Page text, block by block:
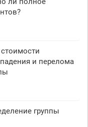
и перелома
группы